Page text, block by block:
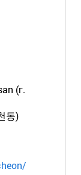
(г.
동)